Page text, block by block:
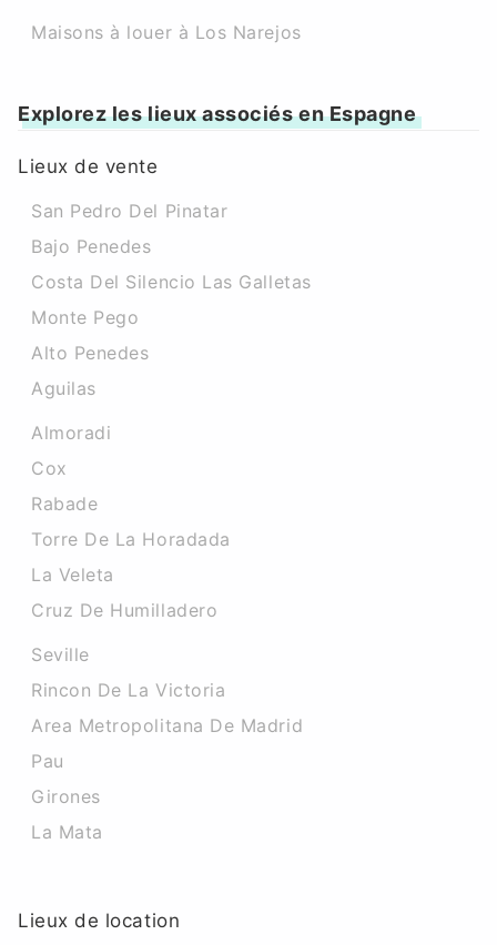
Maisons à louer à Los Narejos
Explorez les lieux associés en Espagne
Lieux de vente
San Pedro Del Pinatar
Bajo Penedes
Costa Del Silencio Las Galletas
Monte Pego
Alto Penedes
Aguilas
Almoradi
Cox
Rabade
Torre De La Horadada
La Veleta
Cruz De Humilladero
Seville
Rincon De La Victoria
Area Metropolitana De Madrid
Pau
Girones
La Mata
Lieux de location